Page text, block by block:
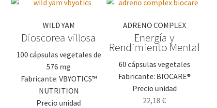
WILD YAM
Dioscorea villosa
100 cápsulas vegetales de
576 mg
Fabricante: VBYOTICS™
NUTRITION
Precio unidad
ADRENO COMPLEX
Energía y
Rendimiento Mental
60 cápsulas vegetales
Fabricante: BIOCARE®
Precio unidad
22,18€